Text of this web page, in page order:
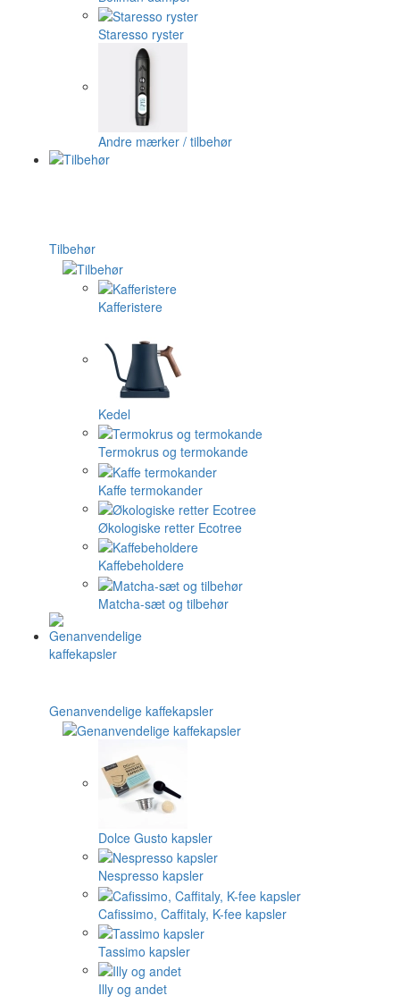
Staresso ryster
Andre mærker / tilbehør
Tilbehør
Kafferistere
Kedel
Termokrus og termokande
Kaffe termokander
Økologiske retter Ecotree
Kaffebeholdere
Matcha-sæt og tilbehør
Genanvendelige kaffekapsler
Dolce Gusto kapsler
Nespresso kapsler
Cafissimo, Caffitaly, K-fee kapsler
Tassimo kapsler
Illy og andet